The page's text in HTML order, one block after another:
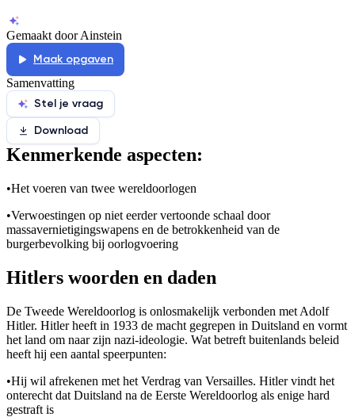
Gemaakt door Ainstein
Maak opgaven
Samenvatting
Stel je vraag
Download
Kenmerkende aspecten:
•Het voeren van twee wereldoorlogen
•Verwoestingen op niet eerder vertoonde schaal door
massavernietigingswapens en de betrokkenheid van de
burgerbevolking bij oorlogvoering
Hitlers woorden en daden
De Tweede Wereldoorlog is onlosmakelijk verbonden met Adolf
Hitler. Hitler heeft in 1933 de macht gegrepen in Duitsland en vormt
het land om naar zijn nazi-ideologie. Wat betreft buitenlands beleid
heeft hij een aantal speerpunten:
•Hij wil afrekenen met het Verdrag van Versailles. Hitler vindt het
onterecht dat Duitsland na de Eerste Wereldoorlog als enige hard
gestraft is